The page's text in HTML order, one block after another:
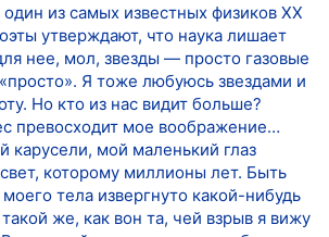
из самых известных физиков ХХ
утверждают, что наука лишает
нее, мол, звезды — просто газовые
Я тоже любуюсь звездами и
Но кто из нас видит больше?
превосходит мое воображение…
карусели, мой маленький глаз
которому миллионы лет. Быть
тела извергнуто какой-нибудь
же, как вон та, чей взрыв я вижу